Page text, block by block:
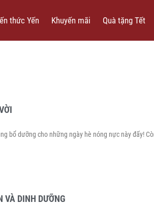
thức Yến Khuyến mãi Quà tặng Tết
bổ dưỡng cho những ngày hè nóng nực này đấy!
VÀ DINH DƯỠNG